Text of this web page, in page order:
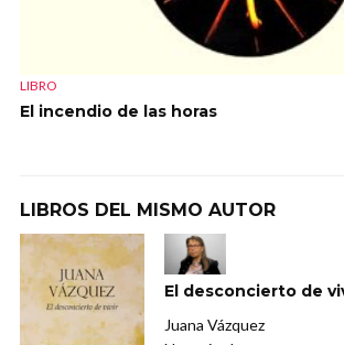
LIBRO
El incendio de las horas
LIBROS DEL MISMO AUTOR
El desconcierto de
Juana Vázquez